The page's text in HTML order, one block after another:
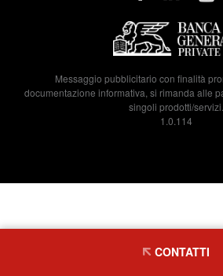
Messaggio pubblicitario con finalità
documentazione informativa, si rimanda alle
singoli prodotti/servizi.
1.0.114
CONTATTI